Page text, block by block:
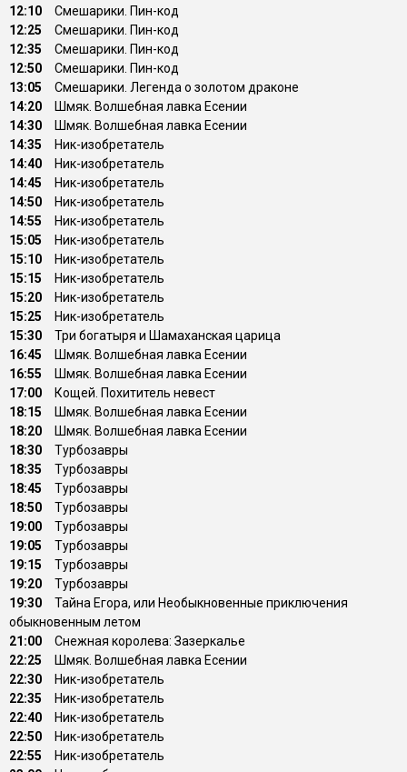
12:10
Смешарики. Пин-код
12:25
Смешарики. Пин-код
12:35
Смешарики. Пин-код
12:50
Смешарики. Пин-код
13:05
Смешарики. Легенда о золотом драконе
14:20
Шмяк. Волшебная лавка Есении
14:30
Шмяк. Волшебная лавка Есении
14:35
Ник-изобретатель
14:40
Ник-изобретатель
14:45
Ник-изобретатель
14:50
Ник-изобретатель
14:55
Ник-изобретатель
15:05
Ник-изобретатель
15:10
Ник-изобретатель
15:15
Ник-изобретатель
15:20
Ник-изобретатель
15:25
Ник-изобретатель
15:30
Три богатыря и Шамаханская царица
16:45
Шмяк. Волшебная лавка Есении
16:55
Шмяк. Волшебная лавка Есении
17:00
Кощей. Похититель невест
18:15
Шмяк. Волшебная лавка Есении
18:20
Шмяк. Волшебная лавка Есении
18:30
Тyрбозавры
18:35
Тyрбозавры
18:45
Туpбозавры
18:50
Туpбозавры
19:00
Туpбозавры
19:05
Туpбозавры
19:15
Туpбозавры
19:20
Туpбозавры
19:30
Тайна Егора, или Необыкновенные приключения
обыкновенным летом
21:00
Снежная королева: Зазеркалье
22:25
Шмяк. Волшебная лавка Есении
22:30
Ник-изобретатель
22:35
Ник-изобретатель
22:40
Ник-изобретатель
22:50
Ник-изобретатель
22:55
Ник-изобретатель